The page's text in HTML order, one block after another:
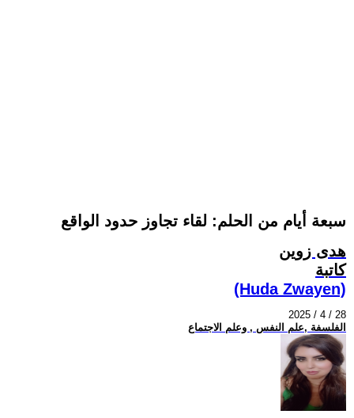
سبعة أيام من الحلم: لقاء تجاوز حدود الواقع
هدى زوين
كاتبة
(Huda Zwayen)
2025 / 4 / 28
الفلسفة ,علم النفس , وعلم الاجتماع